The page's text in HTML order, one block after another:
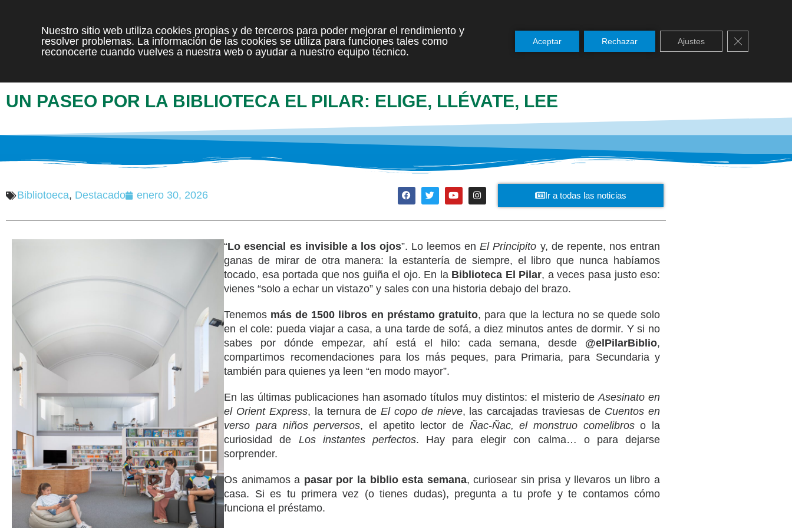
INICIO SERVICIOS NOTICIAS PASTORAL
UN PASEO POR LA BIBLIOTECA EL PILAR: ELIGE, LLÉVATE, LEE
Bibliotoeca, Destacado enero 30, 2026 Ir a todas las noticias
“Lo esencial es invisible a los ojos”. Lo leemos enEl Principito y, de repente, nos entran
ganas de mirar de otra manera: la estantería de siempre, el libro que nunca habíamos
tocado, esa portada que nos guiña el ojo. En la Biblioteca El Pilar, a veces pasa justo eso:
vienes “solo a echar un vistazo” y sales con una historia debajo del brazo.
Tenemos más de 1500 libros en préstamo gratuito, para que la lectura no se quede solo
en el cole: pueda viajar a casa, a una tarde de sofá, a diez minutos antes de dormir. Y si no
sabes por dónde empezar, ahí está el hilo: cada semana, desde @elPilarBiblio,
compartimos recomendaciones para los más peques, para Primaria, para Secundaria y
también para quienes ya leen “en modo mayor”.
En las últimas publicaciones han asomado títulos muy distintos: el misterio deAsesinato en
el Orient Express, la ternura de El copo de nieve, las carcajadas traviesas de Cuentos en
verso para niños perversos, el apetito lector de Ñac-Ñac, el monstruo comelibroso la
curiosidad de Los instantes perfectos. Hay para elegir con calma… o para dejarse
sorprender.
Os animamos a pasar por la biblio esta semana, curiosear sin prisa y llevaros un libro a
casa. Si es tu primera vez (o tienes dudas), pregunta a tu profe y te contamos cómo
funciona el préstamo.
Nuestro sitio web utiliza cookies propias y de terceros para poder mejorar el rendimiento y
resolver problemas. La información de las cookies se utiliza para funciones tales como
reconocerte cuando vuelves a nuestra web o ayudar a nuestro equipo técnico.
Aceptar Rechazar Ajustes Cerrar el